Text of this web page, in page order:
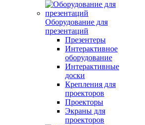
Оборудование для
презентаций
Презентеры
Интерактивное
оборудование
Интерактивные
доски
Крепления для
проекторов
Проекторы
Экраны для
проекторов